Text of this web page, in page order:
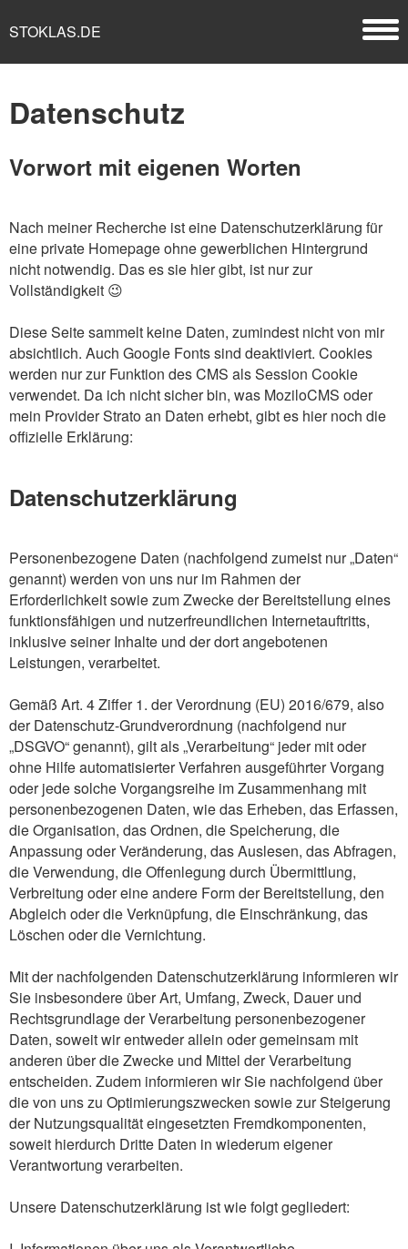
STOKLAS.DE
Datenschutz
Vorwort mit eigenen Worten
Nach meiner Recherche ist eine Datenschutzerklärung für
eine private Homepage ohne gewerblichen Hintergrund
nicht notwendig. Das es sie hier gibt, ist nur zur
Vollständigkeit 😉
Diese Seite sammelt keine Daten, zumindest nicht von mir
absichtlich. Auch Google Fonts sind deaktiviert. Cookies
werden nur zur Funktion des CMS als Session Cookie
verwendet. Da ich nicht sicher bin, was MoziloCMS oder
mein Provider Strato an Daten erhebt, gibt es hier noch die
offizielle Erklärung:
Datenschutzerklärung
Personenbezogene Daten (nachfolgend zumeist nur „Daten“
genannt) werden von uns nur im Rahmen der
Erforderlichkeit sowie zum Zwecke der Bereitstellung eines
funktionsfähigen und nutzerfreundlichen Internetauftritts,
inklusive seiner Inhalte und der dort angebotenen
Leistungen, verarbeitet.
Gemäß Art. 4 Ziffer 1. der Verordnung (EU) 2016/679, also
der Datenschutz-Grundverordnung (nachfolgend nur
„DSGVO“ genannt), gilt als „Verarbeitung“ jeder mit oder
ohne Hilfe automatisierter Verfahren ausgeführter Vorgang
oder jede solche Vorgangsreihe im Zusammenhang mit
personenbezogenen Daten, wie das Erheben, das Erfassen,
die Organisation, das Ordnen, die Speicherung, die
Anpassung oder Veränderung, das Auslesen, das Abfragen,
die Verwendung, die Offenlegung durch Übermittlung,
Verbreitung oder eine andere Form der Bereitstellung, den
Abgleich oder die Verknüpfung, die Einschränkung, das
Löschen oder die Vernichtung.
Mit der nachfolgenden Datenschutzerklärung informieren wir
Sie insbesondere über Art, Umfang, Zweck, Dauer und
Rechtsgrundlage der Verarbeitung personenbezogener
Daten, soweit wir entweder allein oder gemeinsam mit
anderen über die Zwecke und Mittel der Verarbeitung
entscheiden. Zudem informieren wir Sie nachfolgend über
die von uns zu Optimierungszwecken sowie zur Steigerung
der Nutzungsqualität eingesetzten Fremdkomponenten,
soweit hierdurch Dritte Daten in wiederum eigener
Verantwortung verarbeiten.
Unsere Datenschutzerklärung ist wie folgt gegliedert: